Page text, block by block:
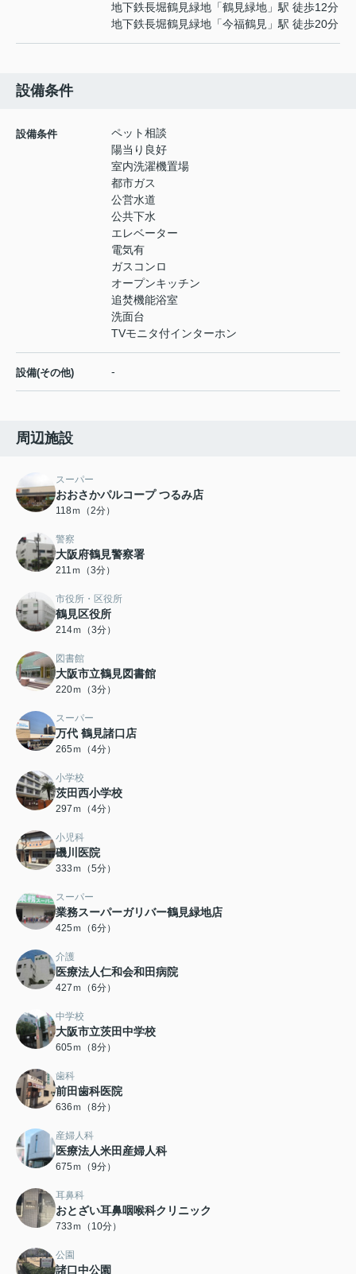
地下鉄長堀鶴見緑地 「鶴見緑地 」駅 徒歩12分
地下鉄長堀鶴見緑地 「今福鶴見 」駅 徒歩20分
設備条件
設備条件
ペット相談
陽当り良好
室内洗濯機置場
都市ガス
公営水道
公共下水
エレベーター
電気有
ガスコンロ
オープンキッチン
追焚機能浴室
洗面台
TVモニタ付インターホン
設備(その他) -
周辺施設
スーパー
おおさかパルコープ つるみ店
118ｍ（2分）
警察
大阪府鶴見警察署
211ｍ（3分）
市役所・区役所
鶴見区役所
214ｍ（3分）
図書館
大阪市立鶴見図書館
220ｍ（3分）
スーパー
万代 鶴見諸口店
265ｍ（4分）
小学校
茨田西小学校
297ｍ（4分）
小児科
磯川医院
333ｍ（5分）
スーパー
業務スーパーガリバー鶴見緑地店
425ｍ（6分）
介護
医療法人仁和会和田病院
427ｍ（6分）
中学校
大阪市立茨田中学校
605ｍ（8分）
歯科
前田歯科医院
636ｍ（8分）
産婦人科
医療法人米田産婦人科
675ｍ（9分）
耳鼻科
おとざい耳鼻咽喉科クリニック
733ｍ（10分）
公園
諸口中公園